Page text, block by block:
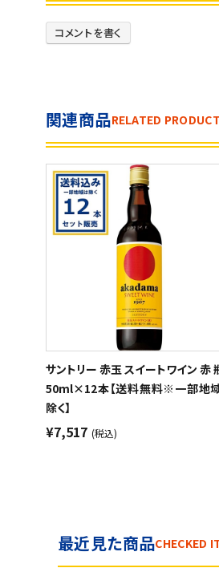
コメントを書く
関連商品RELATED
サントリー 赤玉 スイートワイン 赤
50ml×12本【送料無料※一部地
除く】
¥7,517 (税込)
最近見た商品CHECKED